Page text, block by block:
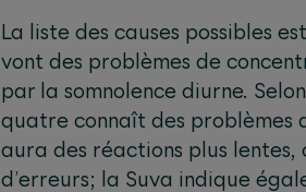
La liste des causes possibles
vont des problèmes de
par la somnolence diurne.
quatre connaît des problèmes
aura des réactions plus
d’erreurs; la Suva indique